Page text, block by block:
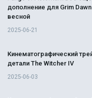
дополнение для Grim
весной
2025-06-21
Кинематографический
детали The Witcher IV
2025-06-03